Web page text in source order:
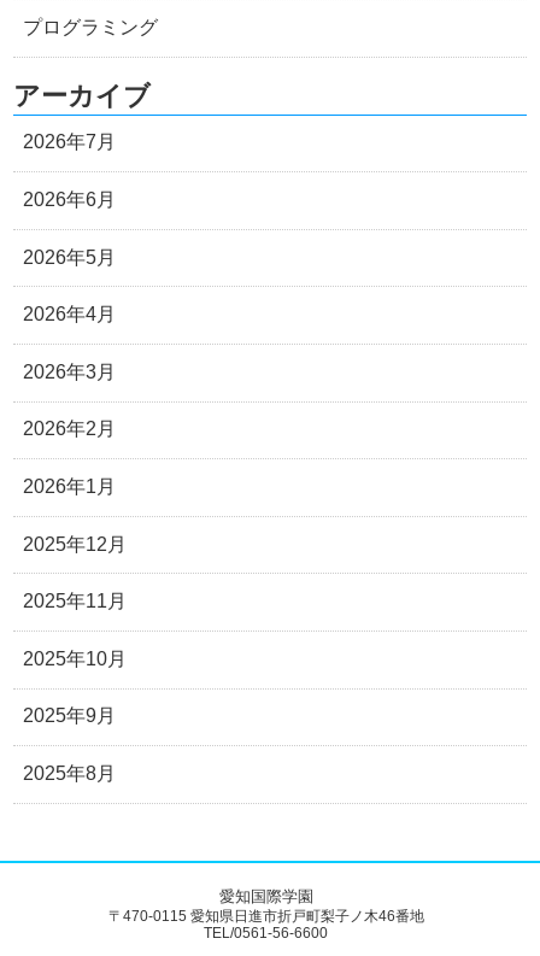
プログラミング
アーカイブ
2026年7月
2026年6月
2026年5月
2026年4月
2026年3月
2026年2月
2026年1月
2025年12月
2025年11月
2025年10月
2025年9月
2025年8月
愛知国際学園
〒470-0115 愛知県日進市折戸町梨子ノ木46番地
TEL/0561-56-6600